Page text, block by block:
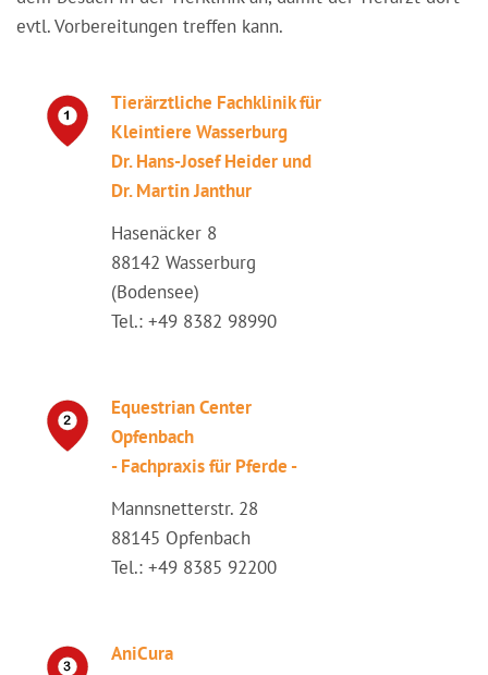
evtl. Vorbereitungen treffen kann.
Tierärztliche Fachklinik für
Kleintiere Wasserburg
Dr. Hans-Josef Heider und
Dr. Martin Janthur
Hasenäcker 8
88142 Wasserburg
(Bodensee)
Tel.: +49 8382 98990
Equestrian Center
Opfenbach
- Fachpraxis für Pferde -
Mannsnetterstr. 28
88145 Opfenbach
Tel.: +49 8385 92200
AniCura